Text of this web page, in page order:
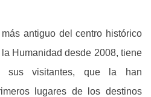
antiguo del centro histórico
Humanidad desde 2008, tiene
sus visitantes, que la han
lugares de los destinos